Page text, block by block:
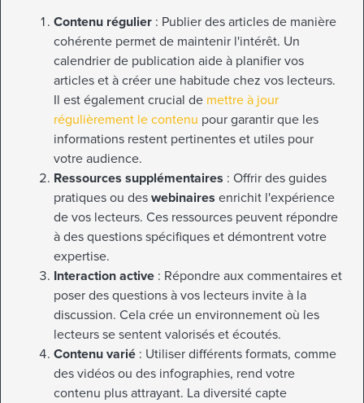
Contenu régulier : Publier des articles de manière
cohérente permet de maintenir l'intérêt. Un
calendrier de publication aide à planifier vos
articles et à créer une habitude chez vos lecteurs.
Il est également crucial de mettre à jour
régulièrement le contenu pour garantir que les
informations restent pertinentes et utiles pour
votre audience.
Ressources supplémentaires : Offrir des guides
pratiques ou des webinaires enrichit l'expérience
de vos lecteurs. Ces ressources peuvent répondre
à des questions spécifiques et démontrent votre
expertise.
Interaction active : Répondre aux commentaires et
poser des questions à vos lecteurs invite à la
discussion. Cela crée un environnement où les
lecteurs se sentent valorisés et écoutés.
Contenu varié : Utiliser différents formats, comme
des vidéos ou des infographies, rend votre
contenu plus attrayant. La diversité capte